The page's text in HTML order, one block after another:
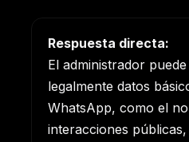
Respuesta directa:
El administrador
legalmente datos
WhatsApp, como el
interacciones